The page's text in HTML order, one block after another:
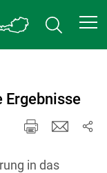
Ergebnisse
in das